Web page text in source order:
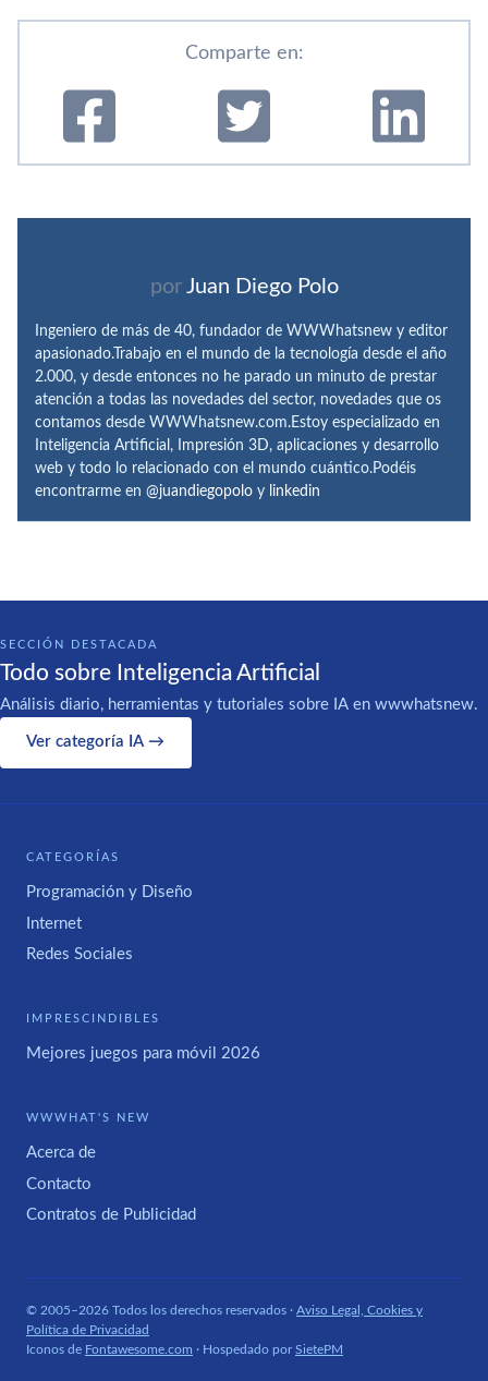
Comparte en:
por Juan Diego Polo
Ingeniero de más de 40, fundador de WWWhatsnew y editor
apasionado.Trabajo en el mundo de la tecnología desde el año
2.000, y desde entonces no he parado un minuto de prestar
atención a todas las novedades del sector, novedades que os
contamos desde WWWhatsnew.com.Estoy especializado en
Inteligencia Artificial, Impresión 3D, aplicaciones y desarrollo
web y todo lo relacionado con el mundo cuántico.Podéis
encontrarme en @juandiegopolo y linkedin
SECCIÓN DESTACADA
Todo sobre Inteligencia Artificial
Análisis diario, herramientas y tutoriales sobre IA en wwwhatsnew.
Ver categoría IA →
CATEGORÍAS
Programación y Diseño
Internet
Redes Sociales
IMPRESCINDIBLES
Mejores juegos para móvil 2026
WWWHAT'S NEW
Acerca de
Contacto
Contratos de Publicidad
© 2005–2026 Todos los derechos reservados · Aviso Legal, Cookies y
Política de Privacidad
Iconos de Fontawesome.com · Hospedado porSietePM